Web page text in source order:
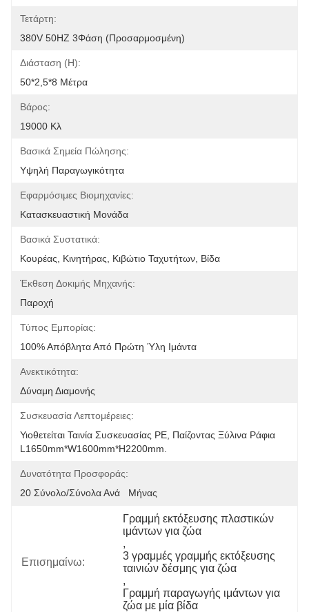
Τετάρτη:
380V 50HZ 3Φάση (προσαρμοσμένη)
Διάσταση (η):
50*2,5*8 Μέτρα
Βάρος:
19000 Κλ
Βασικά Σημεία Πώλησης:
Υψηλή Παραγωγικότητα
Εφαρμόσιμες Βιομηχανίες:
Κατασκευαστική Μονάδα
Βασικά Συστατικά:
Κουρέας, Κινητήρας, Κιβώτιο Ταχυτήτων, Βίδα
Έκθεση Δοκιμής Μηχανής:
Παροχή
Τύπος Εμπορίας:
100% Απόβλητα Από Πρώτη Ύλη Ιμάντα
Ανεκτικότητα:
Δύναμη Διαμονής
Συσκευασία Λεπτομέρειες:
Υιοθετείται Ταινία Συσκευασίας PE, Παίζοντας Ξύλινα Ράφια
L1650mm*W1600mm*H2200mm.
Δυνατότητα Προσφοράς:
20 Σύνολο/σύνολα Ανά   Μήνας
Επισημαίνω:
Γραμμή εκτόξευσης πλαστικών
ιμάντων για ζώα
,
3 γραμμές γραμμής εκτόξευσης
ταινιών δέσμης για ζώα
,
Γραμμή παραγωγής ιμάντων για
ζώα με μία βίδα